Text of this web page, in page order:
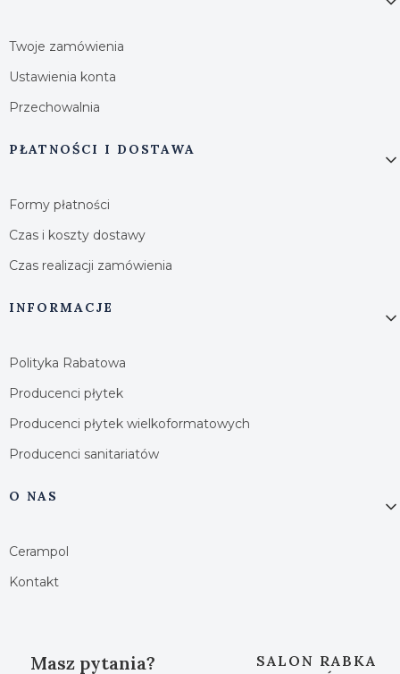
Twoje zamówienia
Ustawienia konta
Przechowalnia
PŁATNOŚCI I DOSTAWA
Formy płatności
Czas i koszty dostawy
Czas realizacji zamówienia
INFORMACJE
Polityka Rabatowa
Producenci płytek
Producenci płytek wielkoformatowych
Producenci sanitariatów
O NAS
Cerampol
Kontakt
Masz pytania?
SALON RABKA